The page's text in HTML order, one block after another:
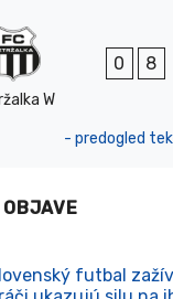
W
0 8
- predogled
futbal